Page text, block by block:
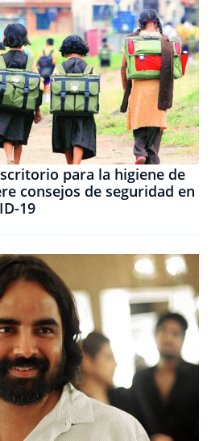
para la higiene de
consejos de seguridad en
19